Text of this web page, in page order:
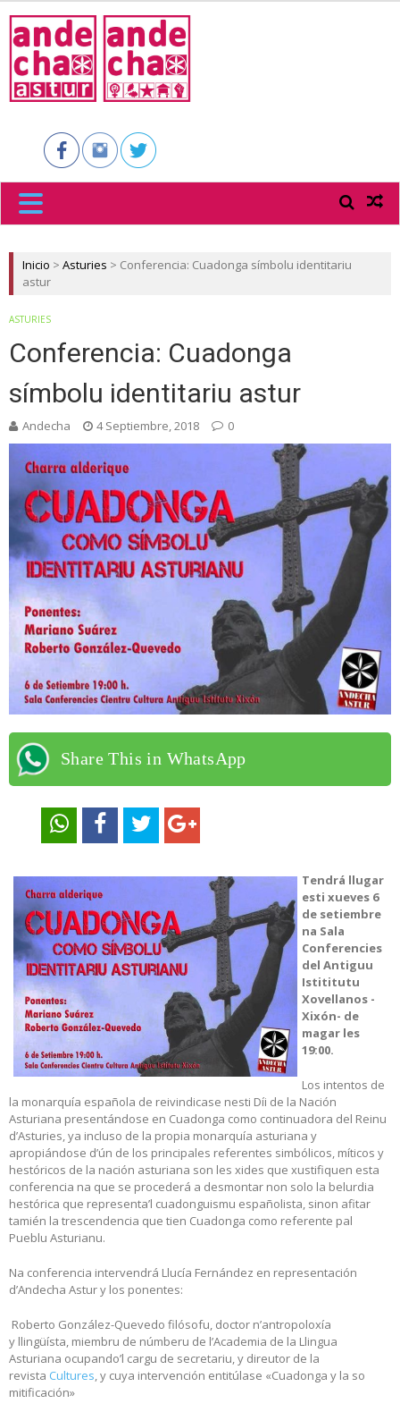
ASTUR
Inicio > Asturies > Conferencia: Cuadonga símbolu identitariu
astur
ASTURIES
Conferencia: Cuadonga
símbolu identitariu astur
Andecha 4 Septiembre, 2018 0
Share This in WhatsApp
Tendrá llugar
esti xueves 6
de setiembre
na Sala
Conferencies
del Antiguu
Istititutu
Xovellanos -
Xixón- de
magar les
19:00.
Los intentos de
la monarquía española de reivindicase nesti Díi de la Nación
Asturiana presentándose en Cuadonga como continuadora del Reinu
d’Asturies, ya incluso de la propia monarquía asturiana y
apropiándose d’ún de los principales referentes simbólicos, míticos y
hestóricos de la nación asturiana son les xides que xustifiquen esta
conferencia na que se procederá a desmontar non solo la belurdia
hestórica que representa’l cuadonguismu españolista, sinon afitar
tamién la trescendencia que tien Cuadonga como referente pal
Pueblu Asturianu.
Na conferencia intervendrá Llucía Fernández en representación
d’Andecha Astur y los ponentes:
Roberto González-Quevedo filósofu, doctor n’antropoloxía
y llingüísta, miembru de númberu de l’Academia de la Llingua
Asturiana ocupando’l cargu de secretariu, y direutor de la
revista Cultures , y cuya intervención entitúlase «Cuadonga y la so
mitificación»